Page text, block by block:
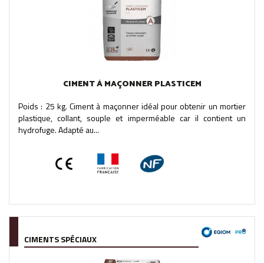
CIMENT À MAÇONNER PLASTICEM
Poids : 25 kg. Ciment à maçonner idéal pour obtenir un mortier
plastique, collant, souple et imperméable car il contient un
hydrofuge. Adapté au...
CIMENTS SPÉCIAUX